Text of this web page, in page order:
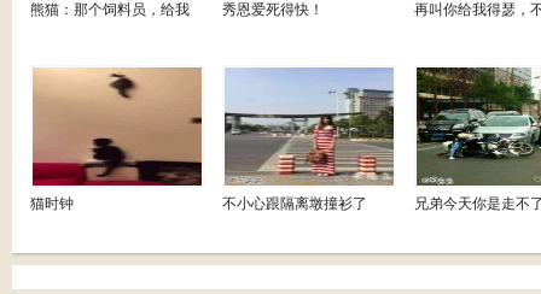
熊猫：那个饲料员，给我 秀恩爱死得快！ 再叫你给我得瑟，
猫时钟 不小心跟隔离墩撞衫了 兄弟今天你是走不